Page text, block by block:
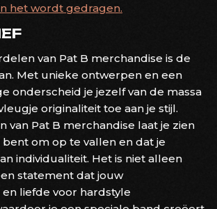
het wordt gedragen.
van Pat B merchandise is de
Met unieke ontwerpen en een
onderscheid je jezelf van de massa
originaliteit toe aan je stijl.
van Pat B merchandise laat je zien
om op te vallen en dat je
individualiteit. Het is niet alleen
statement dat jouw
liefde voor hardstyle